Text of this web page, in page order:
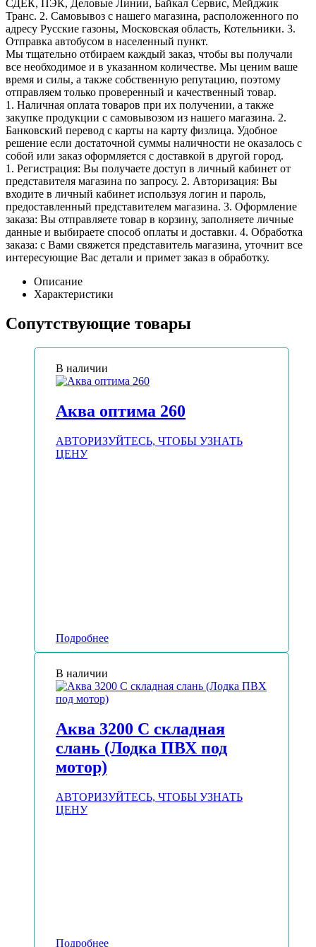
СДЕК, ПЭК, Деловые Линии, Байкал Сервис, Мейджик
Транс. 2. Самовывоз с нашего магазина, расположенного по
адресу Русские газоны, Московская область, Котельники. 3.
Отправка автобусом в населенный пункт.
Мы тщательно отбираем каждый заказ, чтобы вы получали
все необходимое и в указанном количестве. Мы ценим ваше
время и силы, а также собственную репутацию, поэтому
отправляем только проверенный и качественный товар.
1. Наличная оплата товаров при их получении, а также
закупке продукции с самовывозом из нашего магазина. 2.
Банковский перевод с карты на карту физлица. Удобное
решение если достаточной суммы наличности не оказалось с
собой или заказ оформляется с доставкой в другой город.
1. Регистрация: Вы получаете доступ в личный кабинет от
представителя магазина по запросу. 2. Авторизация: Вы
входите в личный кабинет используя логин и пароль,
предоставленный представителем магазина. 3. Оформление
заказа: Вы отправляете товар в корзину, заполняете личные
данные и выбираете способ оплаты и доставки. 4. Обработка
заказа: с Вами свяжется представитель магазина, уточнит все
интересующие Вас детали и примет заказ в обработку.
Описание
Характеристики
Сопутствующие товары
В наличии
Аква оптима 260
АВТОРИЗУЙТЕСЬ, ЧТОБЫ УЗНАТЬ
ЦЕНУ
Подробнее
В наличии
Аква 3200 С складная
слань (Лодка ПВХ под
мотор)
АВТОРИЗУЙТЕСЬ, ЧТОБЫ УЗНАТЬ
ЦЕНУ
Подробнее